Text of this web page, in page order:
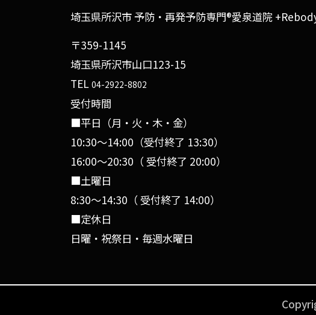
埼玉県所沢市 予防・再発予防専門®愛泉道院
〒359-1145
埼玉県所沢市山口123-15
TEL 04-2922-8802
受付時間
■平日（月・火・木・金）
10:30〜14:00（受付終了 13:30）
16:00〜20:30（ 受付終了 20:00）
■土曜日
8:30〜14:30（ 受付終了 14:00）
■定休日
日曜・祝祭日・毎週水曜日